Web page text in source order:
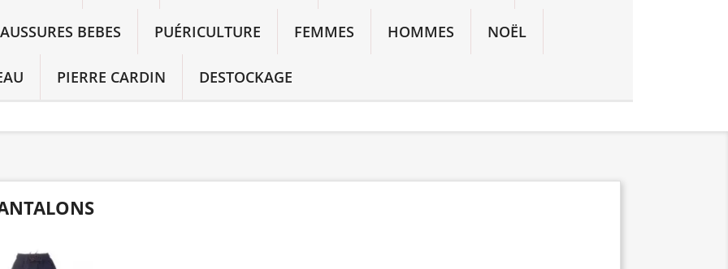
BEBES PUÉRICULTURE FEMMES HOMMES NOËL
PIERRE CARDIN DESTOCKAGE